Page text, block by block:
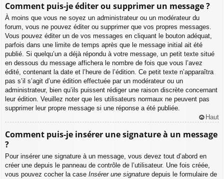
Comment puis-je éditer ou supprimer un message ?
À moins que vous ne soyez un administrateur ou un modérateur du
forum, vous ne pouvez éditer ou supprimer que vos propres messages.
Vous pouvez éditer un de vos messages en cliquant le bouton adéquat,
parfois dans une limite de temps après que le message initial ait été
publié. Si quelqu’un a déjà répondu à votre message, un petit texte situé
en dessous du message affichera le nombre de fois que vous l’avez
édité, contenant la date et l’heure de l’édition. Ce petit texte n’apparaîtra
pas s’il s’agit d’une édition effectuée par un modérateur ou un
administrateur, bien qu’ils puissent rédiger une raison discrète concernant
leur édition. Veuillez noter que les utilisateurs normaux ne peuvent pas
supprimer leur propre message si une réponse a été publiée.
Haut
Comment puis-je insérer une signature à un message
?
Pour insérer une signature à un message, vous devez tout d’abord en
créer une depuis le panneau de contrôle de l’utilisateur. Une fois créée,
vous pouvez cocher la case Insérer une signature depuis le formulaire de